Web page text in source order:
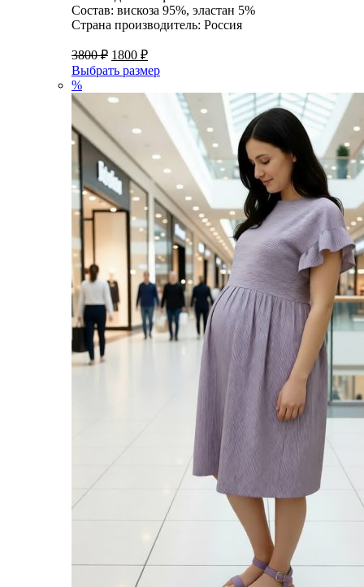
Состав: вискоза 95%, эластан 5%
Страна производитель: Россия
3800₽ 1800 ₽
Выбрать размер
%